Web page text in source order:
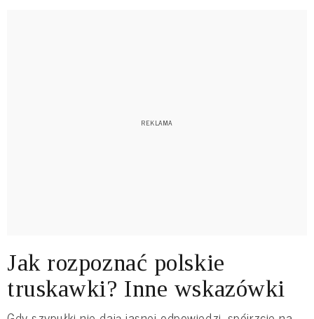
Jak rozpoznać polskie
truskawki? Inne wskazówki